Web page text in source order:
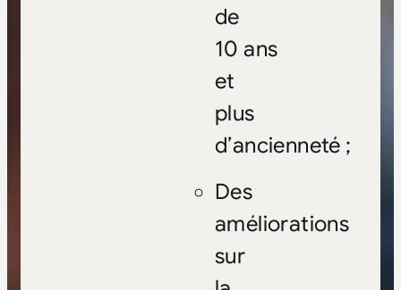
de
10 ans
et
plus
d’ancienneté ;
Des
améliorations
sur